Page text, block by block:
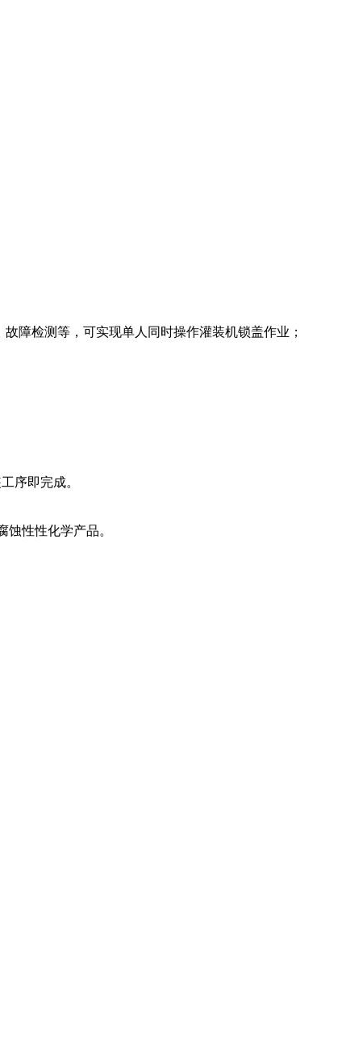
障检测等，可实现单人同时操作灌装机锁盖作业；
序即完成。
性性化学产品。